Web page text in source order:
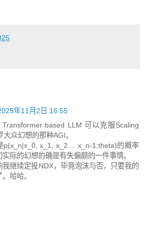
年11月2日 16:55
based LLM 可以克服Scaling
众幻想的那种AGI。
p(x_n|x_0, x_1, x_2 ... x_n-1;theta)的概率
际的幻想的确是有失偏颇的一件事情。
我继续定投NDX，毕竟泡沫与否，只要我的
哈哈。